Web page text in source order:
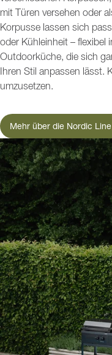
mit Türen versehen oder
Korpusse lassen sich
oder Kühleinheit – flexibel
Outdoorküche, die sich
Ihren Stil anpassen lässt.
umzusetzen.
Mehr über die Nordic Line